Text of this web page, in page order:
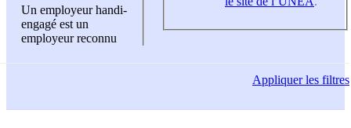
Un employeur handi-
engagé est un
employeur reconnu
Appliquerles filtres